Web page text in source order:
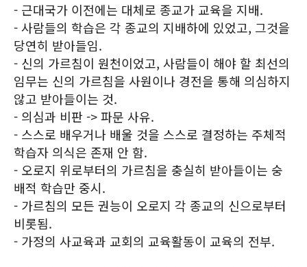
- 근대국가 이전에는 대체로 종교가 교육을 지배.
- 사람들의 학습은 각 종교의 지배하에 있었고, 그것을
당연히 받아들임.
- 신의 가르침이 원천이었고, 사람들이 해야 할 최선의
임무는 신의 가르침을 사원이나 경전을 통해 의심하지
않고 받아들이는 것.
- 의심과 비판 -> 파문 사유.
- 스스로 배우거나 배울 것을 스스로 결정하는 주체적
학습자 의식은 존재 안 함.
- 오로지 위로부터의 가르침을 충실히 받아들이는 숭
배적 학습만 중시.
- 가르침의 모든 권능이 오로지 각 종교의 신으로부터
비롯됨.
- 가정의 사교육과 교회의 교육활동이 교육의 전부.